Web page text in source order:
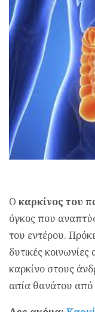
Ο καρκίνος του
όγκος που
του εντέρου.
δυτικές
καρκίνο στους
αιτία θανάτου από